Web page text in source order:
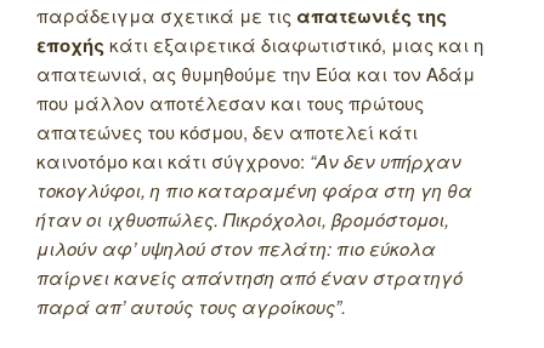
παράδειγμα σχετικά με τις απατεωνιές της
εποχής κάτι εξαιρετικά διαφωτιστικό, μιας και η
απατεωνιά, ας θυμηθούμε την Εύα και τον Αδάμ
που μάλλον αποτέλεσαν και τους πρώτους
απατεώνες του κόσμου, δεν αποτελεί κάτι
καινοτόμο και κάτι σύγχρονο: “Αν δεν υπήρχαν
τοκογλύφοι, η πιο καταραμένη φάρα στη γη θα
ήταν οι ιχθυοπώλες. Πικρόχολοι, βρομόστομοι,
μιλούν αφ’ υψηλού στον πελάτη: πιο εύκολα
παίρνει κανείς απάντηση από έναν στρατηγό
παρά απ’ αυτούς τους αγροίκους”.